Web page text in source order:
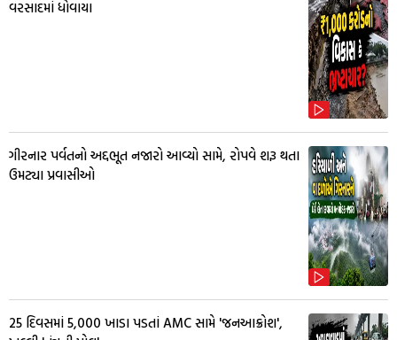
વરસાદમાં ધોવાયા
ગીરનાર પર્વતનો અદ્દભૂત નજારો આવ્યો સામે, રોપવે શરૂ થતા
ઉમટ્યા પ્રવાસીઓ
25 દિવસમાં 5,000 ખાડા પડતાં AMC સામે 'જનઆક્રોશ',